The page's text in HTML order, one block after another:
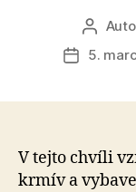
Autor
článku
Dátum
5.
V tejto chvíli
krmív a